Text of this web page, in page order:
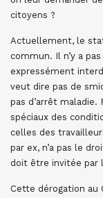
citoyens ?
Actuellement, le
commun. Il n’y a
expressément
veut dire pas de
pas d’arrêt
spéciaux des
celles des
par ex, n’a pas le
doit être invitée par
Cette dérogation au